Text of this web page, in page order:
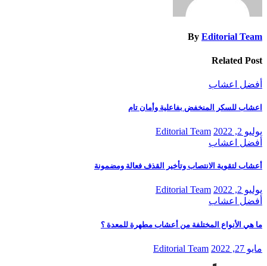
By Editorial Team
Related Post
أفضل اعشاب
اعشاب للسكر المنخفض بفاعلية وأمان تام
يوليو 2, 2022
Editorial Team
أفضل اعشاب
أعشاب لتقوية الانتصاب وتأخير القذف فعالة ومضمونة
يوليو 2, 2022
Editorial Team
أفضل اعشاب
ما هي الأنواع المختلفة من أعشاب مطهرة للمعدة ؟
مايو 27, 2022 Editorial Team